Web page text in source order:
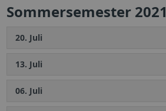
Sommersemester 2021
20. Juli
13. Juli
06. Juli